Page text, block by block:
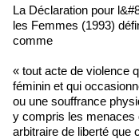
La Déclaration pour
les Femmes (1993)
comme
« tout acte de violence
féminin et qui
ou une souffrance
y compris les menaces
arbitraire de liberté que